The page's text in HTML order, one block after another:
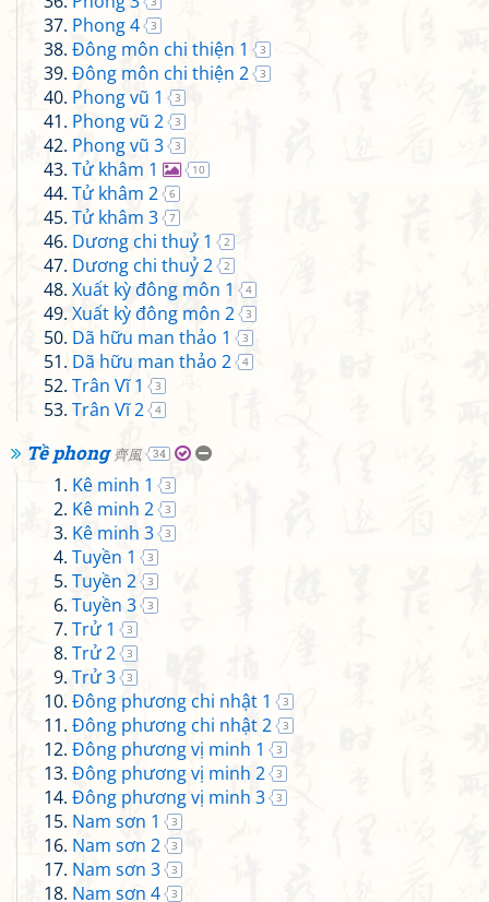
Phong 4 3
Đông môn chi thiện 1 3
Đông môn chi thiện 2 3
Phong vũ 1 3
Phong vũ 2 3
Phong vũ 3 3
Tử khâm 1 10
Tử khâm 2 6
Tử khâm 3 7
Dương chi thuỷ 1 2
Dương chi thuỷ 2 2
Xuất kỳ đông môn 1 4
Xuất kỳ đông môn 2 3
Dã hữu man thảo 1 3
Dã hữu man thảo 2 4
Trân Vĩ 1 3
Trân Vĩ 2 4
Tề phong齊風 34
Kê minh 1 3
Kê minh 2 3
Kê minh 3 3
Tuyền 1 3
Tuyền 2 3
Tuyền 3 3
Trử 1 3
Trử 2 3
Trử 3 3
Đông phương chi nhật 1 3
Đông phương chi nhật 2 3
Đông phương vị minh 1 3
Đông phương vị minh 2 3
Đông phương vị minh 3 3
Nam sơn 1 3
Nam sơn 2 3
Nam sơn 3 3
Nam sơn 4 3